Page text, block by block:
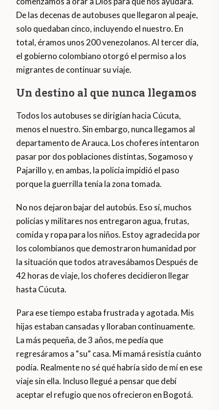
De las decenas de autobuses que llegaron al peaje,
solo quedaban cinco, incluyendo el nuestro. En
total, éramos unos 200 venezolanos. Al tercer día,
el gobierno colombiano otorgó el permiso a los
migrantes de continuar su viaje.
Un destino al que nunca llegamos
Todos los autobuses se dirigían hacia Cúcuta,
menos el nuestro. Sin embargo, nunca llegamos al
departamento de Arauca. Los choferes intentaron
pasar por dos poblaciones distintas, Sogamoso y
Pajarillo y, en ambas, la policía impidió el paso
porque la guerrilla tenía la zona tomada.
No nos dejaron bajar del autobús. Eso sí, muchos
policías y militares nos entregaron agua, frutas,
comida y ropa para los niños. Estoy agradecida por
los colombianos que demostraron humanidad por
la situación que todos atravesábamos Después de
42 horas de viaje, los choferes decidieron llegar
hasta Cúcuta.
Para ese tiempo estaba frustrada y agotada. Mis
hijas estaban cansadas y lloraban continuamente.
La más pequeña, de 3 años, me pedía que
regresáramos a “su” casa. Mi mamá resistía cuánto
podía. Realmente no sé qué habría sido de mí en ese
viaje sin ella. Incluso llegué a pensar que debí
aceptar el refugio que nos ofrecieron en Bogotá.